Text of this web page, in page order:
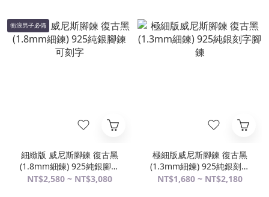
衝浪男子必備
細緻版 威尼斯腳鍊 復古黑
(1.8mm細鍊) 925純銀腳鍊
可刻字
NT$2,580 ~ NT$3,080
極細版威尼斯腳鍊 復古黑
(1.3mm細鍊) 925純銀刻字
腳鍊
NT$1,680 ~ NT$2,180